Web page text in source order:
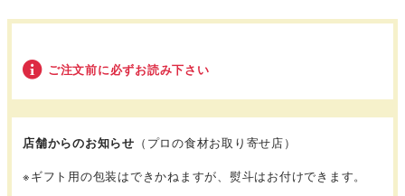
ご注文前に必ずお読み下さい
店舗からのお知らせ （プロの食材お取り寄せ店）
※ギフト用の包装はできかねますが、熨斗はお付けできます。